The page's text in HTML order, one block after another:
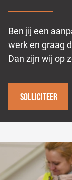
€2.500 -€
Ben jij een
werk en graag
Dan zijn wij op
Solliciteer